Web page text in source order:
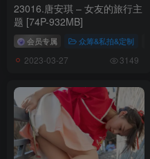
23016.唐安琪 – 女友的旅行主
题 [74P-932MB]
会员专属 众筹&私拍&定制
2023-03-27 3149